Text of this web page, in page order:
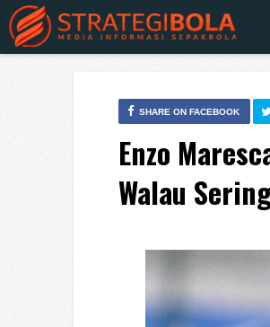
SHARE ON FACEBOOK
Enzo
Walau